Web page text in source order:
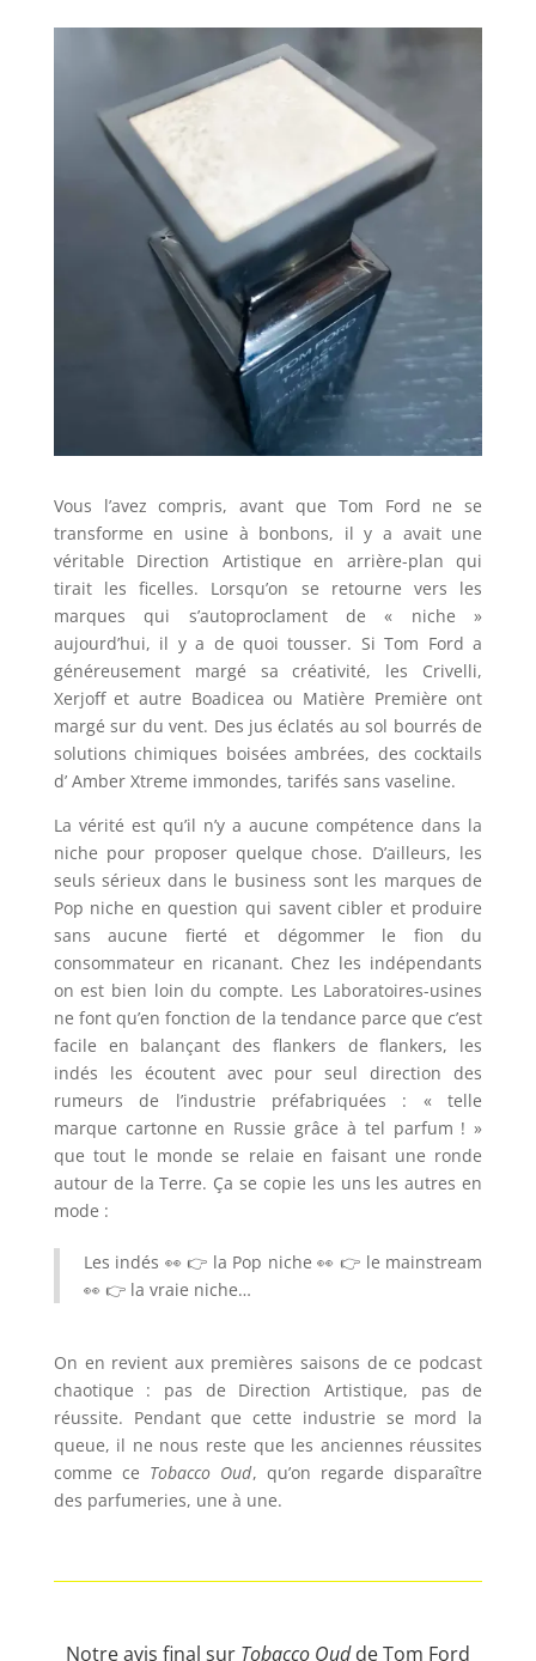
Vous l’avez compris, avant que Tom Ford ne se
transforme en usine à bonbons, il y a avait une
véritable Direction Artistique en arrière-plan qui
tirait les ficelles. Lorsqu’on se retourne vers les
marques qui s’autoproclament de « niche »
aujourd’hui, il y a de quoi tousser. Si Tom Ford a
généreusement margé sa créativité, les Crivelli,
Xerjoff et autre Boadicea ou Matière Première ont
margé sur du vent. Des jus éclatés au sol bourrés de
solutions chimiques boisées ambrées, des cocktails
d’ Amber Xtreme immondes, tarifés sans vaseline.
La vérité est qu’il n’y a aucune compétence dans la
niche pour proposer quelque chose. D’ailleurs, les
seuls sérieux dans le business sont les marques de
Pop niche en question qui savent cibler et produire
sans aucune fierté et dégommer le fion du
consommateur en ricanant. Chez les indépendants
on est bien loin du compte. Les Laboratoires-usines
ne font qu’en fonction de la tendance parce que c’est
facile en balançant des flankers de flankers, les
indés les écoutent avec pour seul direction des
rumeurs de l’industrie préfabriquées : « telle
marque cartonne en Russie grâce à tel parfum ! »
que tout le monde se relaie en faisant une ronde
autour de la Terre. Ça se copie les uns les autres en
mode :
Les indés 👀 👉 la Pop niche 👀 👉 le mainstream
👀 👉 la vraie niche…
On en revient aux premières saisons de ce podcast
chaotique : pas de Direction Artistique, pas de
réussite. Pendant que cette industrie se mord la
queue, il ne nous reste que les anciennes réussites
comme ce Tobacco Oud, qu’on regarde disparaître
des parfumeries, une à une.
Notre avis final sur Tobacco Oudde Tom Ford